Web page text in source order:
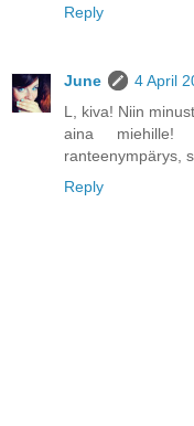
Reply
June
4 April
L, kiva! Niin
aina
ranteenympärys,
Reply